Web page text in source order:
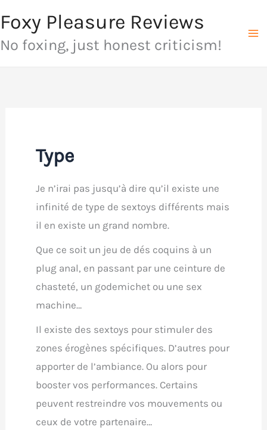
au
contenu
Foxy Pleasure Reviews
No foxing, just honest criticism!
Type
Je n’irai pas jusqu’à dire qu’il existe une
infinité de type de sextoys différents mais
il en existe un grand nombre.
Que ce soit un jeu de dés coquins à un
plug anal, en passant par une ceinture de
chasteté, un godemichet ou une sex
machine…
Il existe des sextoys pour stimuler des
zones érogènes spécifiques. D’autres pour
apporter de l’ambiance. Ou alors pour
booster vos performances. Certains
peuvent restreindre vos mouvements ou
ceux de votre partenaire…